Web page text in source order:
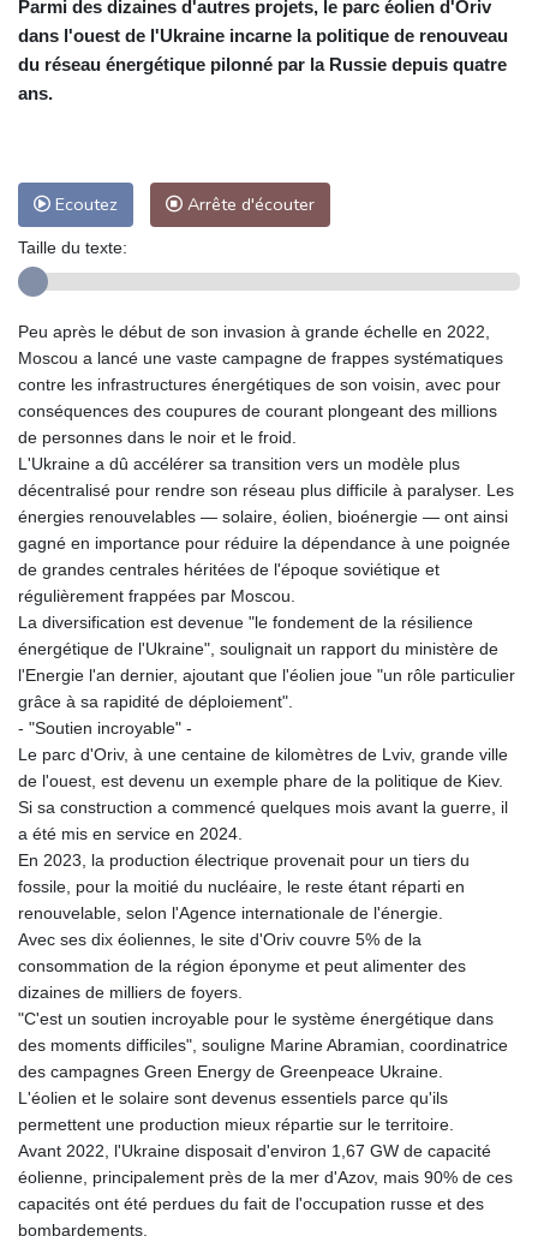
Parmi des dizaines d'autres projets, le parc éolien d'Oriv
dans l'ouest de l'Ukraine incarne la politique de renouveau
du réseau énergétique pilonné par la Russie depuis quatre
ans.
Ecoutez Arrête d'écouter
Taille du texte:
Peu après le début de son invasion à grande échelle en 2022,
Moscou a lancé une vaste campagne de frappes systématiques
contre les infrastructures énergétiques de son voisin, avec pour
conséquences des coupures de courant plongeant des millions
de personnes dans le noir et le froid.
L'Ukraine a dû accélérer sa transition vers un modèle plus
décentralisé pour rendre son réseau plus difficile à paralyser. Les
énergies renouvelables — solaire, éolien, bioénergie — ont ainsi
gagné en importance pour réduire la dépendance à une poignée
de grandes centrales héritées de l'époque soviétique et
régulièrement frappées par Moscou.
La diversification est devenue "le fondement de la résilience
énergétique de l'Ukraine", soulignait un rapport du ministère de
l'Energie l'an dernier, ajoutant que l'éolien joue "un rôle particulier
grâce à sa rapidité de déploiement".
- "Soutien incroyable" -
Le parc d'Oriv, à une centaine de kilomètres de Lviv, grande ville
de l'ouest, est devenu un exemple phare de la politique de Kiev.
Si sa construction a commencé quelques mois avant la guerre, il
a été mis en service en 2024.
En 2023, la production électrique provenait pour un tiers du
fossile, pour la moitié du nucléaire, le reste étant réparti en
renouvelable, selon l'Agence internationale de l'énergie.
Avec ses dix éoliennes, le site d'Oriv couvre 5% de la
consommation de la région éponyme et peut alimenter des
dizaines de milliers de foyers.
"C'est un soutien incroyable pour le système énergétique dans
des moments difficiles", souligne Marine Abramian, coordinatrice
des campagnes Green Energy de Greenpeace Ukraine.
L'éolien et le solaire sont devenus essentiels parce qu'ils
permettent une production mieux répartie sur le territoire.
Avant 2022, l'Ukraine disposait d'environ 1,67 GW de capacité
éolienne, principalement près de la mer d'Azov, mais 90% de ces
capacités ont été perdues du fait de l'occupation russe et des
bombardements.